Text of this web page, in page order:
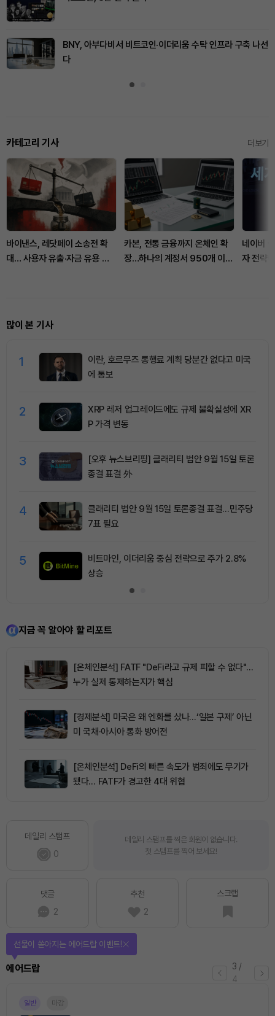
BNY, 아부다비서 비트코인·이더리움 수탁 인프라 구축 나선
다
카테고리 기사 더보기
바이낸스, 레닷페이 소송전 확
대… 사용자 유출·자금 유용 쟁
카본, 전통 금융까지 온체인 확
장…하나의 계정서 950개 이상
네이버
자 전략
많이 본 기사
1
이란, 호르무즈 통행료 계획 당분간 없다고 미국
에 통보
2
XRP 레저 업그레이드에도 규제 불확실성에 XR
P 가격 변동
3
[오후 뉴스브리핑] 클래리티 법안 9월 15일 토론
종결 표결 外
4
클래리티 법안 9월 15일 토론종결 표결…민주당
7표 필요
5
비트마인, 이더리움 중심 전략으로 주가 2.8%
상승
지금 꼭 알아야 할 리포트
[온체인분석] FATF "DeFi라고 규제 피할 수 없다"…
누가 실제 통제하는지가 핵심
[경제분석] 미국은 왜 엔화를 샀나…‘일본 구제’ 아닌
미 국채·아시아 통화 방어전
[온체인분석] DeFi의 빠른 속도가 범죄에도 무기가
됐다… FATF가 경고한 4대 위협
데일리 스탬프
0
데일리 스탬프를 찍은 회원이 없습니다.
첫 스탬프를 찍어 보세요!
댓글
2
추천
2
스크랩
3 /
4
에어드랍
선물이 쏟아지는 에어드랍 이벤트!
일반 마감